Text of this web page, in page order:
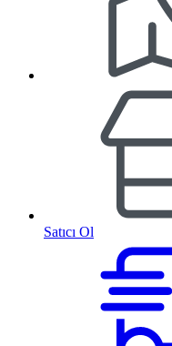
Satıcı Ol